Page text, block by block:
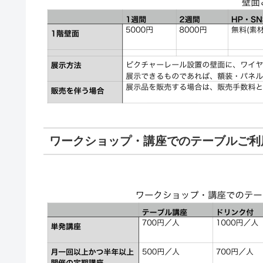
ワークショップ・講座でのテーブルご